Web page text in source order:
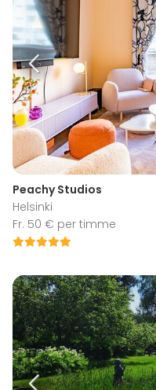
Peachy Studios
Helsinki
Fr. 50 € per timme